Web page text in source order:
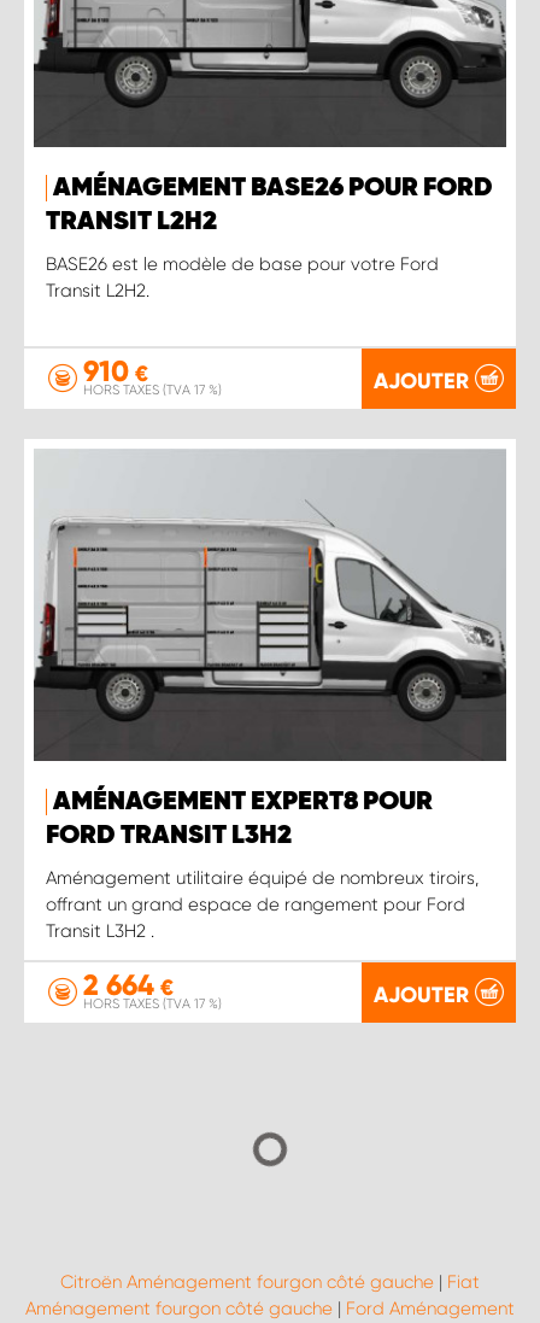
AMÉNAGEMENT BASE26 POUR FORD
TRANSIT L2H2
BASE26 est le modèle de base pour votre Ford
Transit L2H2.
910 €
HORS TAXES (TVA 17 %) AJOUTER
AMÉNAGEMENT EXPERT8 POUR
FORD TRANSIT L3H2
Aménagement utilitaire équipé de nombreux tiroirs,
offrant un grand espace de rangement pour Ford
Transit L3H2 .
2 664 €
HORS TAXES (TVA 17 %) AJOUTER
Citroën Aménagement fourgon côté gauche | Fiat
Aménagement fourgon côté gauche | Ford Aménagement